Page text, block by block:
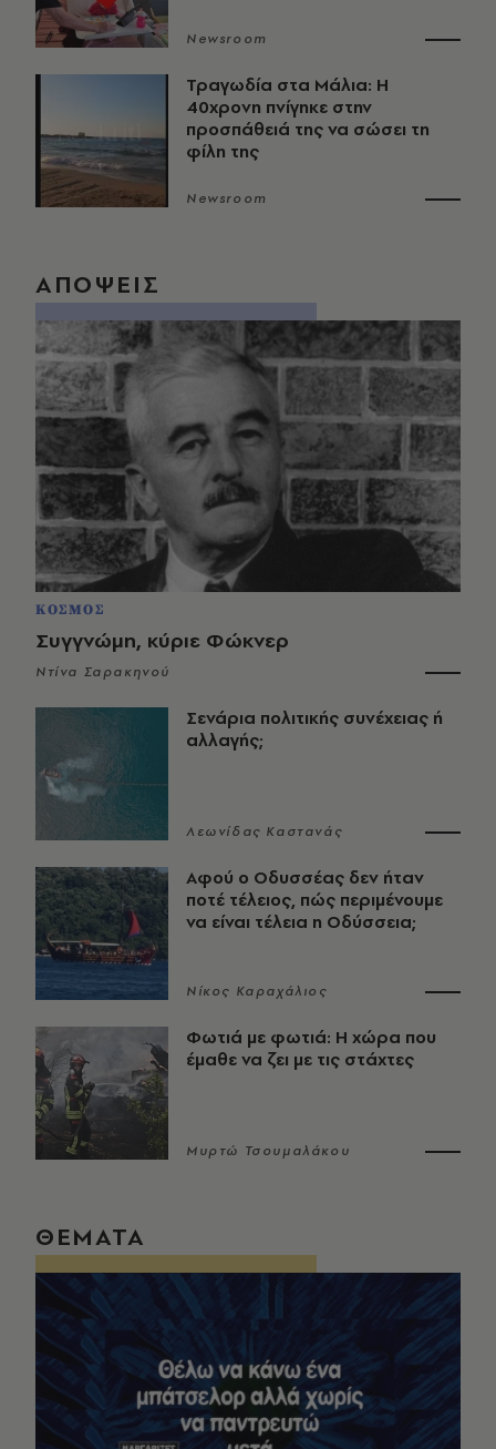
Newsroom
Τραγωδία στα Μάλια: Η
40χρονη πνίγηκε στην
προσπάθειά της να σώσει τη
φίλη της
Newsroom
ΑΠΟΨΕΙΣ
ΚΟΣΜΟΣ
Συγγνώμη, κύριε Φώκνερ
Ντίνα Σαρακηνού
Σενάρια πολιτικής συνέχειας ή
αλλαγής;
Λεωνίδας Καστανάς
Αφού ο Οδυσσέας δεν ήταν
ποτέ τέλειος, πώς περιμένουμε
να είναι τέλεια η Οδύσσεια;
Νίκος Καραχάλιος
Φωτιά με φωτιά: Η χώρα που
έμαθε να ζει με τις στάχτες
Μυρτώ Τσουμαλάκου
ΘΕΜΑΤΑ